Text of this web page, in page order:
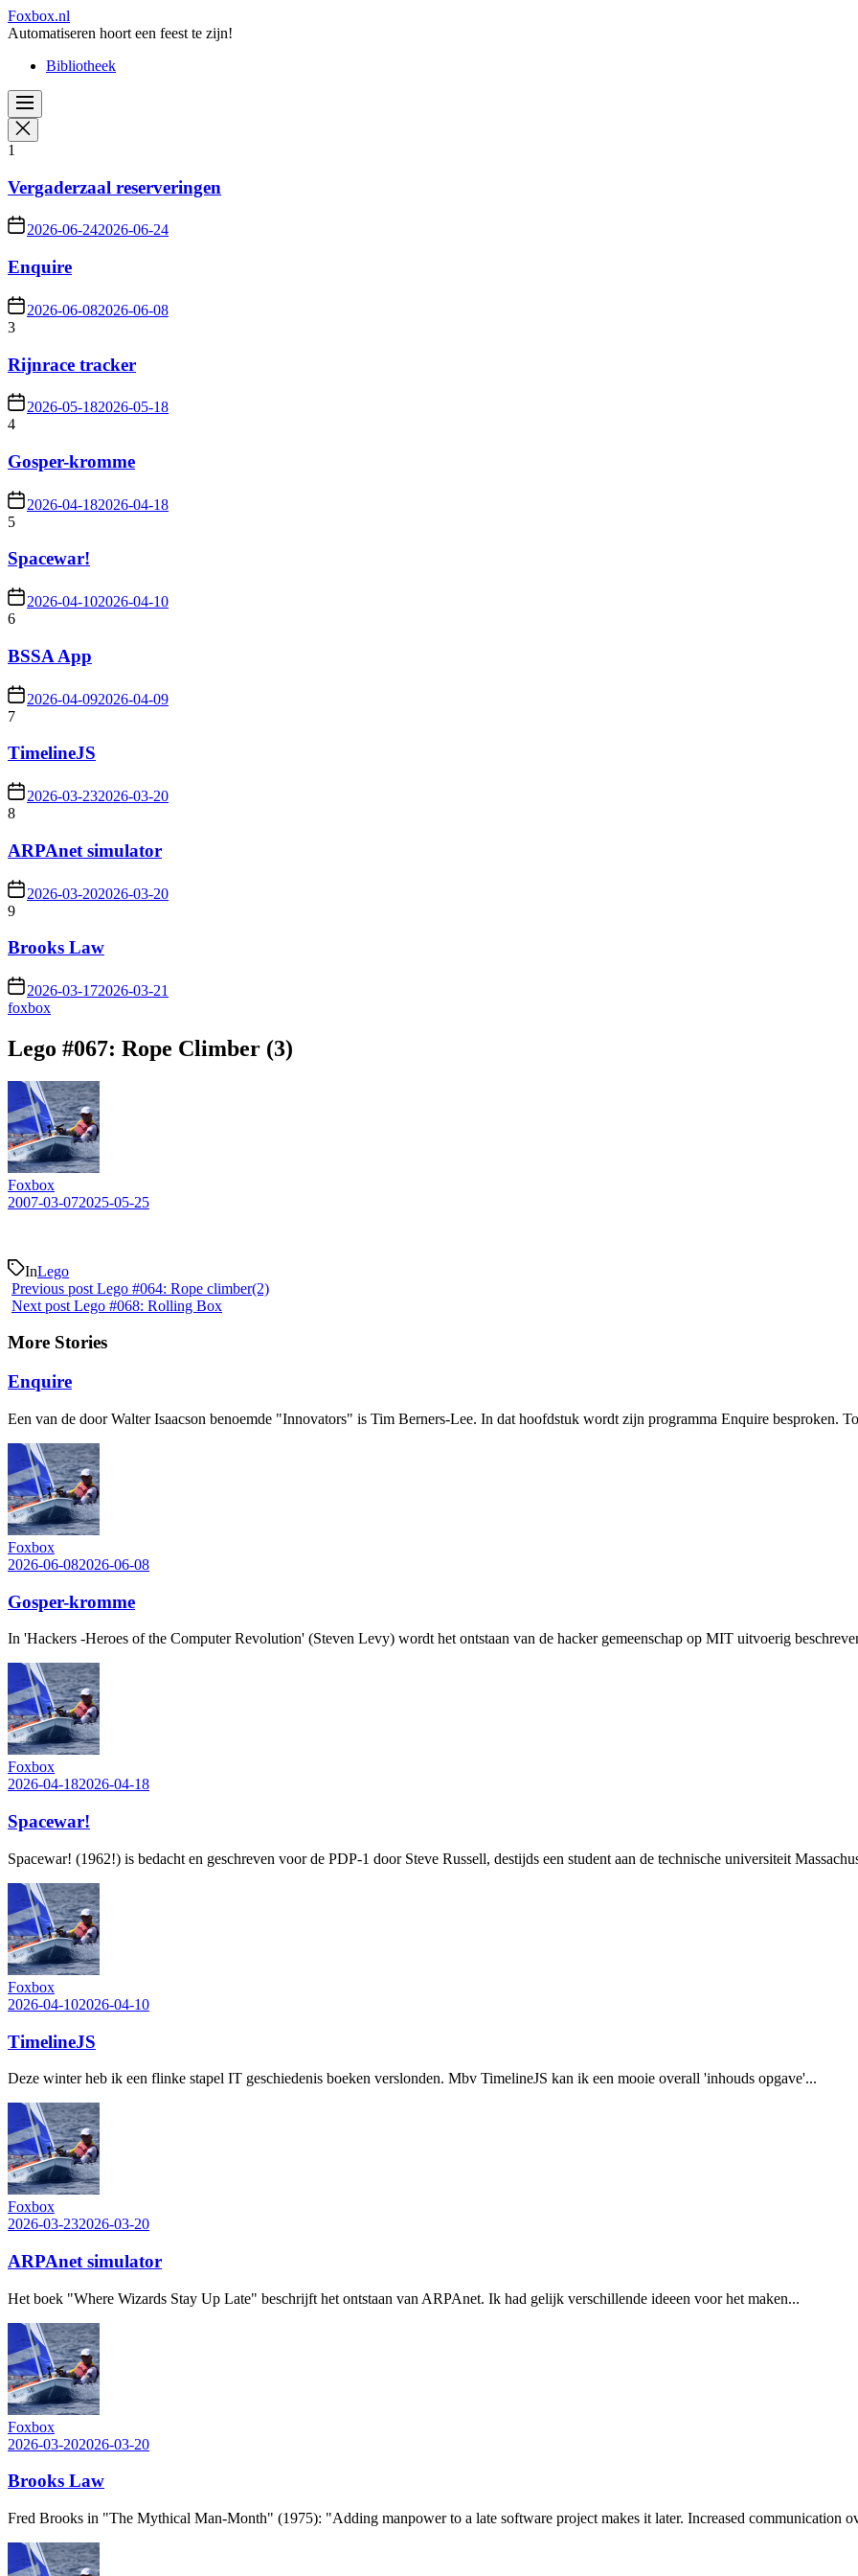
Skip
to
content
Foxbox.nl
Automatiseren hoort een feest te zijn!
Bibliotheek
1
Vergaderzaal reserveringen
2026-06-242026-06-24
Enquire
2026-06-082026-06-08
3
Rijnrace tracker
2026-05-182026-05-18
4
Gosper-kromme
2026-04-182026-04-18
5
Spacewar!
2026-04-102026-04-10
6
BSSA App
2026-04-092026-04-09
7
TimelineJS
2026-03-232026-03-20
8
ARPAnet simulator
2026-03-202026-03-20
9
Brooks Law
2026-03-172026-03-21
foxbox
Lego #067: Rope Climber (3)
Foxbox
2007-03-072025-05-25
InLego
Previous post Lego #064: Rope climber(2)
Next post Lego #068: Rolling Box
More Stories
Enquire
Een van de door Walter Isaacson benoemde "Innovators" is Tim Berners-Lee. In dat hoofdstuk wordt zijn programma Enquire besproken.
Foxbox
2026-06-082026-06-08
Gosper-kromme
In 'Hackers -Heroes of the Computer Revolution' (Steven Levy) wordt het ontstaan van de hacker gemeenschap op MIT uitvoerig
Foxbox
2026-04-182026-04-18
Spacewar!
Spacewar! (1962!) is bedacht en geschreven voor de PDP-1 door Steve Russell, destijds een student aan de technische universiteit
Foxbox
2026-04-102026-04-10
TimelineJS
Deze winter heb ik een flinke stapel IT geschiedenis boeken verslonden. Mbv TimelineJS kan ik een mooie overall 'inhouds opgave'...
Foxbox
2026-03-232026-03-20
ARPAnet simulator
Het boek "Where Wizards Stay Up Late" beschrijft het ontstaan van ARPAnet. Ik had gelijk verschillende ideeen voor het maken...
Foxbox
2026-03-202026-03-20
Brooks Law
Fred Brooks in "The Mythical Man-Month" (1975): "Adding manpower to a late software project makes it later. Increased communication